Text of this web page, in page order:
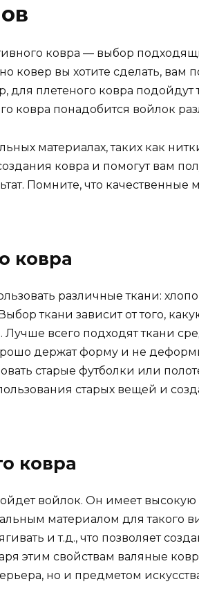
ковра — выбор
ковер вы хотите сделать, вам
плетеного ковра подойдут
ковра понадобится войлок
материалах, таких как
ковра и помогут вам
Помните, что качественные
ковра
различные ткани:
ткани зависит от того,
Лучше всего подходят ткани
держат форму и не
старые футболки или
старых вещей и
ковра
войлок. Он имеет высокую
материалом для такого
и т.д., что позволяет
этим свойствам валяные
но и предметом